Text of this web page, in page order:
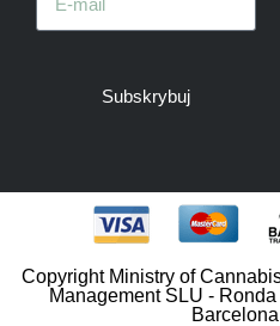
Subskrybuj
Copyright Ministry of
Management SLU -